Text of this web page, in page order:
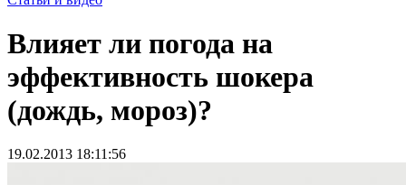
Влияет ли погода на
эффективность шокера
(дождь, мороз)?
19.02.2013 18:11:56